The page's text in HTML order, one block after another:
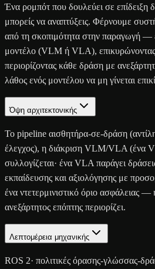
Ένα ρομπότ που δουλεύει σε επίδειξη
μπορείς να αναπτύξεις. Φέρνουμε
από τη σκοπιμότητα στην παραγωγή —
μοντέλο (VLM ή VLA),
περιορίζοντας κάθε δράση με
λάθος ενός μοντέλου να μη γίνεται
Όψη αρχιτεκτονικής
Το pipeline αισθητήρα-σε-δράση
έλεγχος), η διάκριση VLM/VLA (ένα
συλλογίζεται· ένα VLA παράγει
εκπαίδευσης και αξιολόγησης με
ένα ντετερμινιστικό όριο ασφάλειας —
ανεξάρτητος επόπτης περιορίζει.
Λεπτομέρεια μηχανικής
ROS 2· πολιτικές όρασης-γλώσσας-